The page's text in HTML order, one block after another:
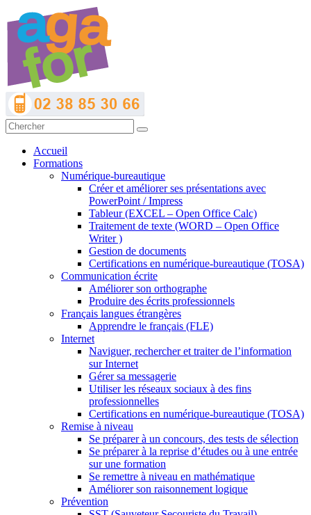
Accueil
Formations
Numérique-bureautique
Créer et améliorer ses présentations avec
PowerPoint / Impress
Tableur (EXCEL – Open Office Calc)
Traitement de texte (WORD – Open Office
Writer )
Gestion de documents
Certifications en numérique-bureautique (TOSA)
Communication écrite
Améliorer son orthographe
Produire des écrits professionnels
Français langues étrangères
Apprendre le français (FLE)
Internet
Naviguer, rechercher et traiter de l’information
sur Internet
Gérer sa messagerie
Utiliser les réseaux sociaux à des fins
professionnelles
Certifications en numérique-bureautique (TOSA)
Remise à niveau
Se préparer à un concours, des tests de sélection
Se préparer à la reprise d’études ou à une entrée
sur une formation
Se remettre à niveau en mathématique
Améliorer son raisonnement logique
Prévention